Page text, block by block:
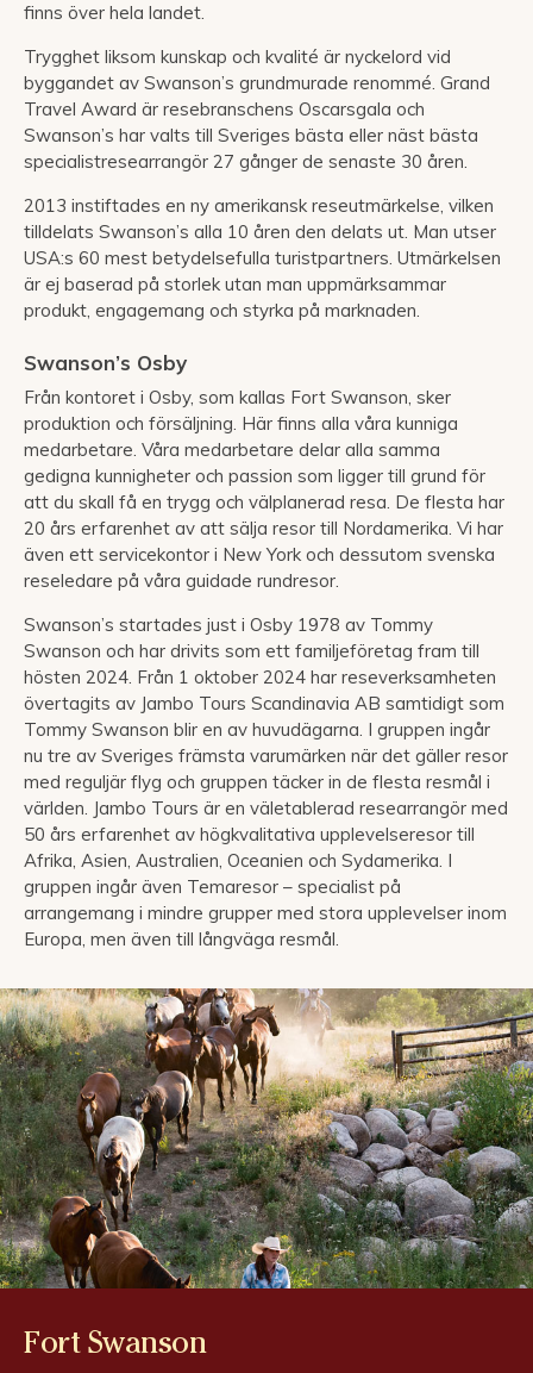
finns över hela landet.
Trygghet liksom kunskap och kvalité är nyckelord vid
byggandet av Swanson’s grundmurade renommé. Grand
Travel Award är resebranschens Oscarsgala och
Swanson’s har valts till Sveriges bästa eller näst bästa
specialistresearrangör 27 gånger de senaste 30 åren.
2013 instiftades en ny amerikansk reseutmärkelse, vilken
tilldelats Swanson’s alla 10 åren den delats ut. Man utser
USA:s 60 mest betydelsefulla turistpartners. Utmärkelsen
är ej baserad på storlek utan man uppmärksammar
produkt, engagemang och styrka på marknaden.
Swanson’s Osby
Från kontoret i Osby, som kallas Fort Swanson, sker
produktion och försäljning. Här finns alla våra kunniga
medarbetare. Våra medarbetare delar alla samma
gedigna kunnigheter och passion som ligger till grund för
att du skall få en trygg och välplanerad resa. De flesta har
20 års erfarenhet av att sälja resor till Nordamerika. Vi har
även ett servicekontor i New York och dessutom svenska
reseledare på våra guidade rundresor.
Swanson’s startades just i Osby 1978 av Tommy
Swanson och har drivits som ett familjeföretag fram till
hösten 2024. Från 1 oktober 2024 har reseverksamheten
övertagits av Jambo Tours Scandinavia AB samtidigt som
Tommy Swanson blir en av huvudägarna. I gruppen ingår
nu tre av Sveriges främsta varumärken när det gäller resor
med reguljär flyg och gruppen täcker in de flesta resmål i
världen. Jambo Tours är en väletablerad researrangör med
50 års erfarenhet av högkvalitativa upplevelseresor till
Afrika, Asien, Australien, Oceanien och Sydamerika. I
gruppen ingår även Temaresor – specialist på
arrangemang i mindre grupper med stora upplevelser inom
Europa, men även till långväga resmål.
Fort Swanson